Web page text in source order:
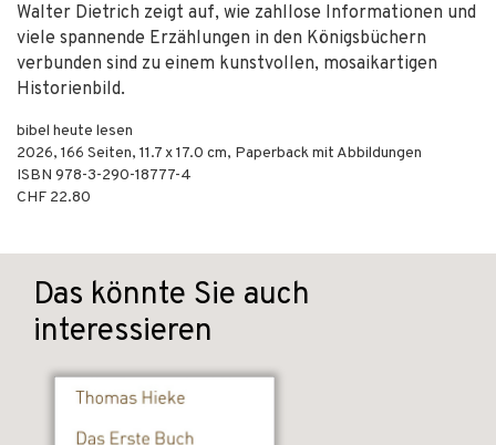
Walter Dietrich zeigt auf, wie zahllose Informationen und
viele spannende Erzählungen in den Königsbüchern
verbunden sind zu einem kunstvollen, mosaikartigen
Historienbild.
bibel heute lesen
2026, 166 Seiten, 11.7 x 17.0 cm, Paperback mit Abbildungen
ISBN 978-3-290-18777-4
CHF 22.80
Das könnte Sie auch
interessieren